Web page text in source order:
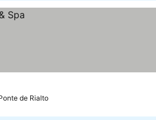
de Rialto